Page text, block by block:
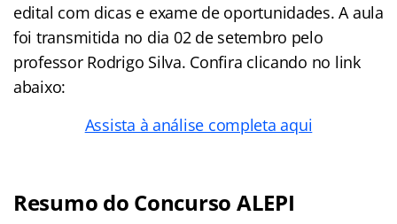
edital com dicas e exame de oportunidades. A aula
foi transmitida no dia 02 de setembro pelo
professor Rodrigo Silva. Confira clicando no link
abaixo:
Assista à análise completa aqui
Resumo do Concurso ALEPI